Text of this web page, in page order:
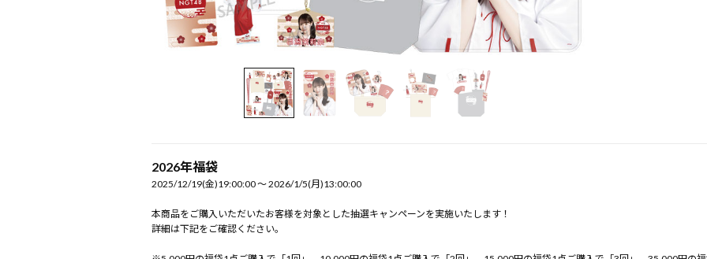
2026年福袋
2025/12/19(金)19:00:00 〜 2026/1/5(月)13:00:00
本商品をご購入いただいたお客様を対象とした抽選キャンペーンを実施いたします！
詳細は下記をご確認ください。